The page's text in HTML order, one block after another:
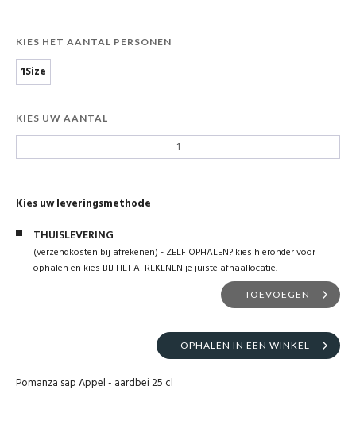
KIES HET AANTAL PERSONEN
1Size
KIES UW AANTAL
Kies uw leveringsmethode
THUISLEVERING
(verzendkosten bij afrekenen) - ZELF OPHALEN? kies hieronder voor
ophalen en kies BIJ HET AFREKENEN je juiste afhaallocatie.
TOEVOEGEN
OPHALEN IN EEN WINKEL
Pomanza sap Appel - aardbei 25 cl